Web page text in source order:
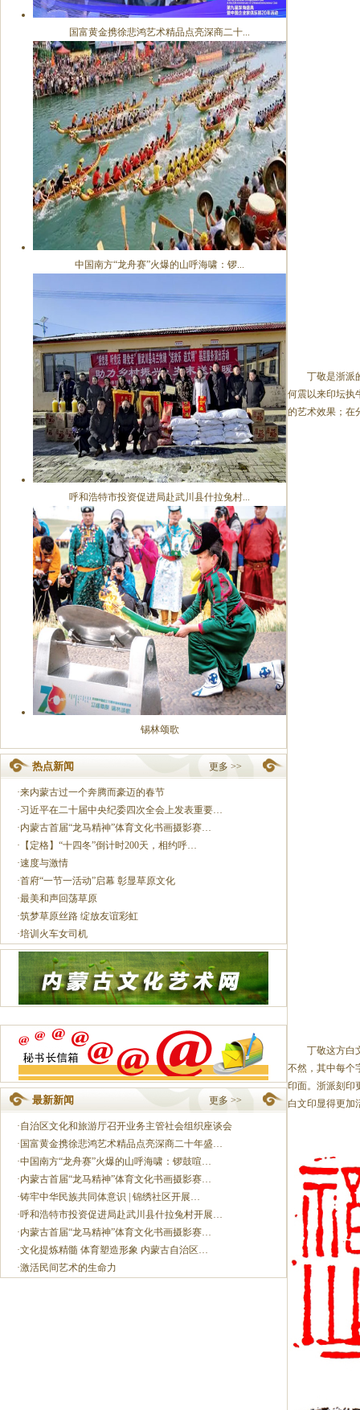
国富黄金携徐悲鸿艺术精品点亮深商二十...
中国南方“龙舟赛”火爆的山呼海啸：锣...
呼和浩特市投资促进局赴武川县什拉兔村...
锡林颂歌
热点新闻 更多 >>
·来内蒙古过一个奔腾而豪迈的春节
·习近平在二十届中央纪委四次全会上发表重要…
·内蒙古首届“龙马精神”体育文化书画摄影赛…
· 【定格】“十四冬”倒计时200天，相约呼…
·速度与激情
·首府“一节一活动”启幕 彰显草原文化
·最美和声回荡草原
·筑梦草原丝路 绽放友谊彩虹
·培训火车女司机
最新新闻 更多 >>
·自治区文化和旅游厅召开业务主管社会组织座谈会
· 国富黄金携徐悲鸿艺术精品点亮深商二十年盛…
·中国南方“龙舟赛”火爆的山呼海啸：锣鼓喧…
·内蒙古首届“龙马精神”体育文化书画摄影赛…
·铸牢中华民族共同体意识 | 锦绣社区开展…
·呼和浩特市投资促进局赴武川县什拉兔村开展…
·内蒙古首届“龙马精神”体育文化书画摄影赛…
·文化提炼精髓 体育塑造形象 内蒙古自治区…
·激活民间艺术的生命力
丁敬是浙派
何震以来印坛执
的艺术效果；在
丁敬这方白文
不然，其中每个
印面。浙派刻印
白文印显得更加